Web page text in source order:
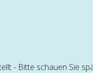
- Bitte schauen Sie